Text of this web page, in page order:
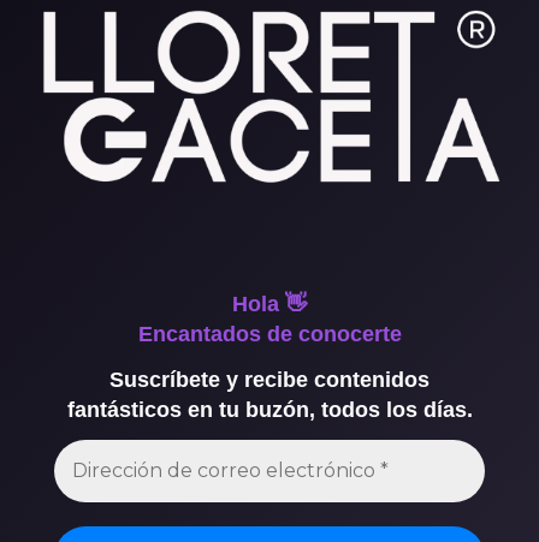
Hola 👋
Encantados de conocerte
Suscríbete y recibe contenidos
fantásticos en tu buzón, todos los días.